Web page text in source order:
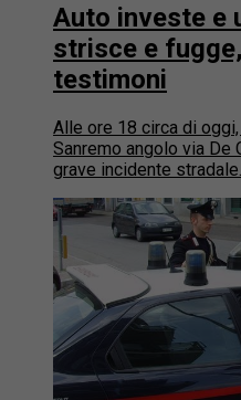
Auto investe e
strisce e
testimoni
Alle ore 18 circa di
Sanremo angolo via De
grave incidente stradale.